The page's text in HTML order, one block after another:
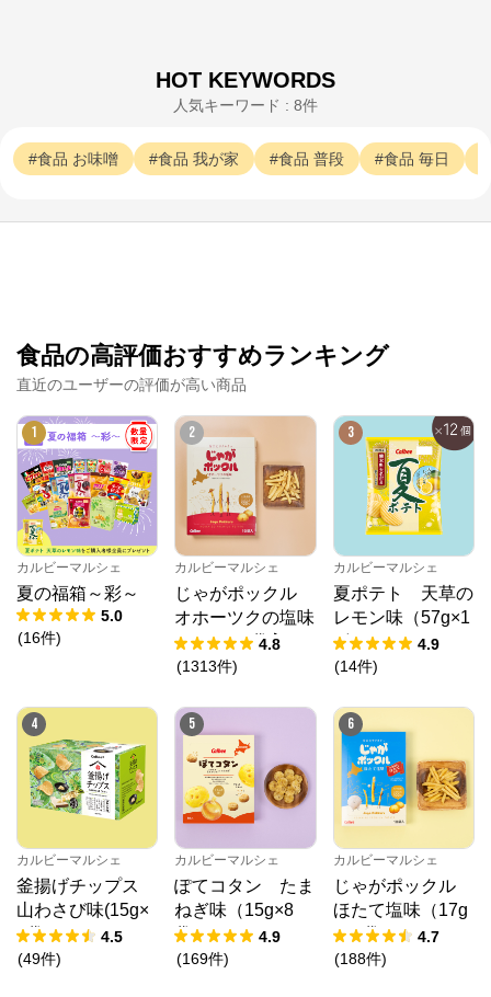
HOT KEYWORDS
人気キーワード : 8件
食品 お味噌 食品 我が家 食品 普段 食品 毎日
食品の高評価おすすめランキング
直近のユーザーの評価が高い商品
1
カルビーマルシェ
夏の福箱～彩～
5.0
(16件)
2
カルビーマルシェ
じゃがポックル
オホーツクの塩味
（18g×10袋入）
4.8
(1313件)
3
カルビーマルシェ
夏ポテト 天草の
レモン味（57g×1
2個）
4.9
(14件)
4
カルビーマルシェ
釜揚げチップス
山わさび味(15g×
8袋)
4.5
(49件)
5
カルビーマルシェ
ぽてコタン たま
ねぎ味（15g×8
袋）
4.9
(169件)
6
カルビーマルシェ
じゃがポックル
ほたて塩味（17g
×10袋）
4.7
(188件)